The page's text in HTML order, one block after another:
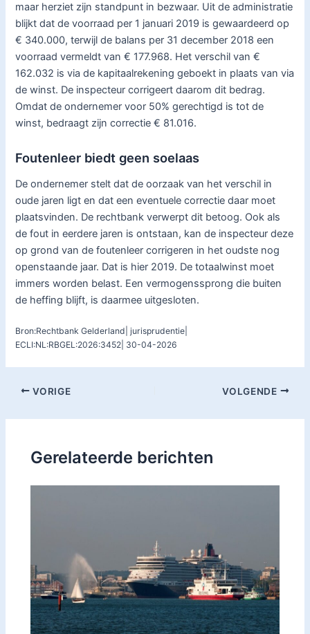
maar herziet zijn standpunt in bezwaar. Uit de administratie
blijkt dat de voorraad per 1 januari 2019 is gewaardeerd op
€ 340.000, terwijl de balans per 31 december 2018 een
voorraad vermeldt van € 177.968. Het verschil van €
162.032 is via de kapitaalrekening geboekt in plaats van via
de winst. De inspecteur corrigeert daarom dit bedrag.
Omdat de ondernemer voor 50% gerechtigd is tot de
winst, bedraagt zijn correctie € 81.016.
Foutenleer biedt geen soelaas
De ondernemer stelt dat de oorzaak van het verschil in
oude jaren ligt en dat een eventuele correctie daar moet
plaatsvinden. De rechtbank verwerpt dit betoog. Ook als
de fout in eerdere jaren is ontstaan, kan de inspecteur deze
op grond van de foutenleer corrigeren in het oudste nog
openstaande jaar. Dat is hier 2019. De totaalwinst moet
immers worden belast. Een vermogenssprong die buiten
de heffing blijft, is daarmee uitgesloten.
Bron:Rechtbank Gelderland| jurisprudentie|
ECLI:NL:RBGEL:2026:3452| 30-04-2026
VORIGE VOLGENDE
Gerelateerde berichten